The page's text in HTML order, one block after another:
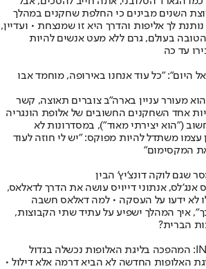
השנים מבינים כי החלפת שחקנים במהלך
לך אליפות והדרך היא זו שמנצחת • ועדיין,
בעולם, גרם ללא מעט אנשים להיות
עד כה
היום": "כל עוד אנחנו באירופה, מוחמד אבו
מעורר עניין בארה"ב צוברים תאוצה, קשר
אחד השחקנים החשובים של אלופת הונגריה
("הוא יצירתי מאוד"), במסדרונות לא
משתדל להיות מפוקס: "יש לי חוזה לעוד
המקסימום"
אנג'לס, אנתוני דייויס עושה את הדרך לדאלאס,
לא ידעו על העסקה • למה דאלאס חשבה
איך המהלך ישפיע על עתיד שתי הקבוצות,
הברית?
האלופות החדשה לא הביא דרמה אלא דילול •